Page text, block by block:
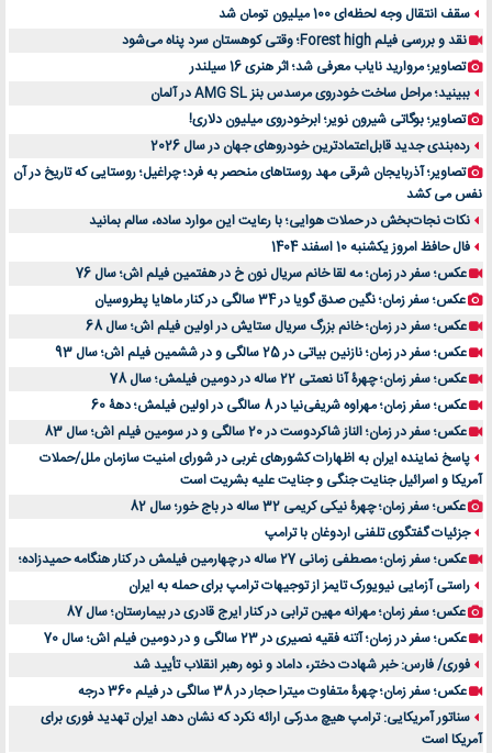
سقف انتقال وجه لحظه‌ای 100 میلیون تومان شد
نقد و بررسی فیلم Forest high؛ وقتی کوهستان سرد پناه می‌شود
تصاویر؛ مروارید نایاب معرفی شد؛ اثر هنری 16 سیلندر
ببینید؛ مراحل ساخت خودروی مرسدس بنز AMG SL در آلمان
تصاویر؛ بوگاتی شیرون نویر؛ ابرخودروی میلیون دلاری!
رده‌بندی جدید قابل‌اعتمادترین خودروهای جهان در سال 2026
تصاویر؛ آذربایجان شرقی مهد روستاهای منحصر به فرد؛ چراغیل؛ روستایی که تاریخ در آن
نفس می کشد
نکات نجات‌بخش در حملات هوایی؛ با رعایت این موارد ساده، سالم بمانید
فال حافظ امروز یکشنبه 10 اسفند 1404
عکس؛ سفر در زمان؛ مه لقا خانم سریال نون خ در هفتمین فیلم اش؛ سال 76
عکس؛ سفر زمان؛ نگین صدق گویا در 34 سالگی در کنار ماهایا پطروسیان
عکس؛ سفر در زمان؛ خانم بزرگ سریال ستایش در اولین فیلم اش؛ سال 68
عکس؛ سفر در زمان؛ نازنین بیاتی در 25 سالگی و در ششمین فیلم اش؛ سال 93
عکس؛ سفر زمان؛ چهرۀ آنا نعمتی 22 ساله در دومین فیلمش؛ سال 78
عکس؛ سفر زمان؛ مهراوه شریفی‌نیا در 8 سالگی در اولین فیلمش؛ دهۀ 60
عکس؛ سفر در زمان؛ الناز شاکردوست در 20 سالگی و در سومین فیلم اش؛ سال 83
پاسخ نماینده ایران به اظهارات کشورهای غربی در شورای امنیت سازمان ملل/حملات
آمریکا و اسرائیل جنایت جنگی و جنایت علیه بشریت است
عکس؛ سفر زمان؛ چهرۀ نیکی کریمی 32 ساله در باج خور؛ سال 82
جزئیات گفتگوی تلفنی اردوغان با ترامپ
عکس؛ سفر زمان؛ مصطفی زمانی 27 ساله در چهارمین فیلمش در کنار هنگامه حمیدزاده؛
راستی آزمایی نیویورک تایمز از توجیهات ترامپ برای حمله به ایران
عکس؛ سفر زمان؛ مهرانه مهین ترابی در کنار ایرج قادری در بیمارستان؛ سال 87
عکس؛ سفر در زمان؛ آتنه فقیه نصیری در 23 سالگی و در دومین فیلم اش؛ سال 70
فوری/ فارس: خبر شهادت دختر، داماد و نوه رهبر انقلاب تأیید شد
عکس؛ سفر زمان؛ چهرۀ متفاوت میترا حجار در 38 سالگی در فیلم 360 درجه
سناتور آمریکایی: ترامپ هیچ مدرکی ارائه نکرد که نشان دهد ایران تهدید فوری برای
آمریکا است